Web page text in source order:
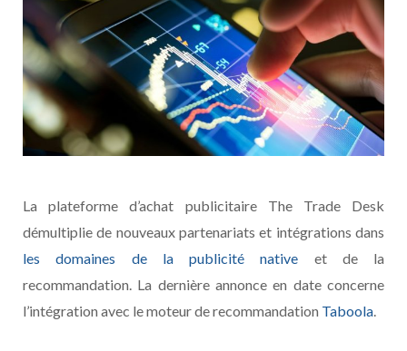
La plateforme d’achat publicitaire The Trade Desk
démultiplie de nouveaux partenariats et intégrations dans
les domaines de la publicité native et de la
recommandation. La dernière annonce en date concerne
l’intégration avec le moteur de recommandation Taboola.